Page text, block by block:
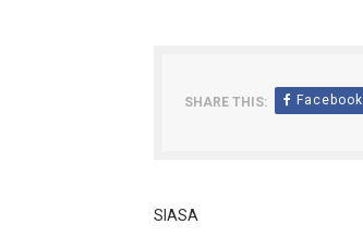
SHARE THIS: Facebook
SIASA